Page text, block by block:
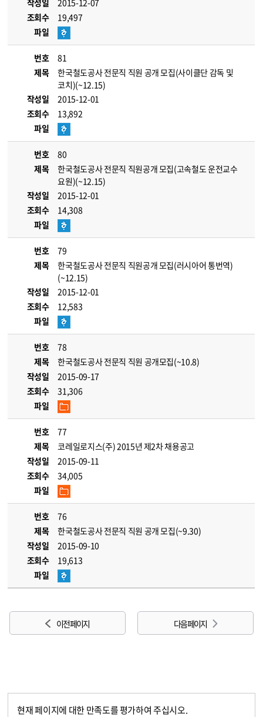
작성일
2015-12-07
조회수
19,497
파일
번호
81
제목
한국철도공사 전문직 직원 공개 모집(사이클단 감독 및
코치)(~12.15)
작성일
2015-12-01
조회수
13,892
파일
번호
80
제목
한국철도공사 전문직 직원공개 모집(고속철도 운전교수
요원)(~12.15)
작성일
2015-12-01
조회수
14,308
파일
번호
79
제목
한국철도공사 전문직 직원공개 모집(러시아어 통번역)
(~12.15)
작성일
2015-12-01
조회수
12,583
파일
번호
78
제목
한국철도공사 전문직 직원 공개모집(~10.8)
작성일
2015-09-17
조회수
31,306
파일
번호
77
제목
코레일로지스(주) 2015년 제2차 채용공고
작성일
2015-09-11
조회수
34,005
파일
번호
76
제목
한국철도공사 전문직 직원 공개 모집(~9.30)
작성일
2015-09-10
조회수
19,613
파일
이전 페이지 다음 페이지
현재 페이지에 대한 만족도를 평가하여 주십시오.